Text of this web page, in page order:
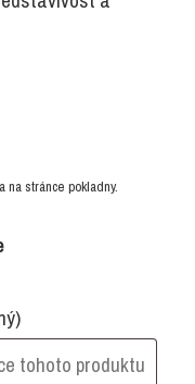
na stránce pokladny.